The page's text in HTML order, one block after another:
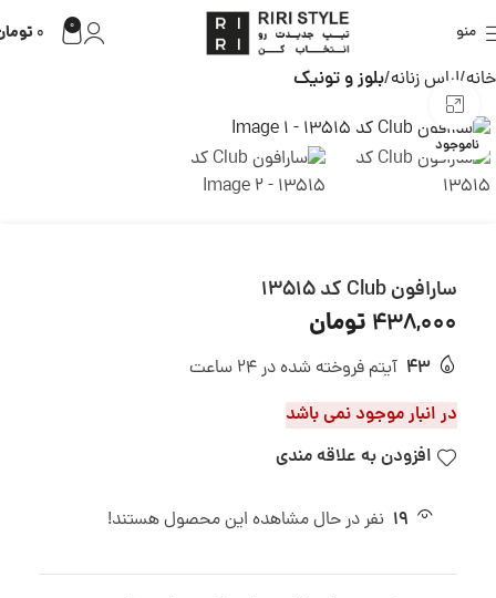
منو 0
0
خانه لباس زنانه بلوز و تونیک
ناموجود
سارافون Club کد 13515
438,000 تومان
43 آیتم فروخته شده در 24 ساعت
در انبار موجود نمی باشد
افزودن به علاقه مندی
19 نفر در حال مشاهده این محصول هستند!